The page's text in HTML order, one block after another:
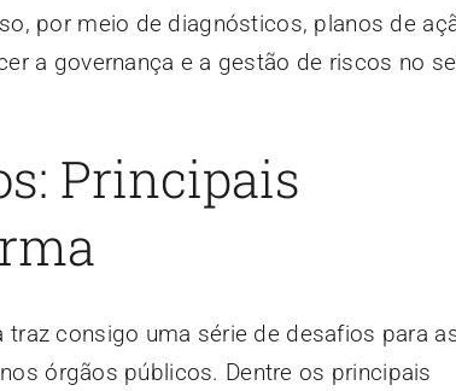
por meio de diagnósticos, planos de
a governança e a gestão de riscos no
Principais
consigo uma série de desafios para
órgãos públicos. Dentre os principais